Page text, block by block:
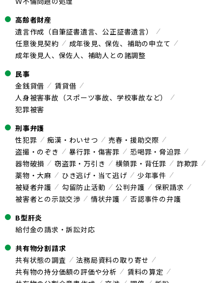
高齢者財産
遺言作成（自筆証書遺言、公正証書遺言）
任意後見契約
成年後見、保佐、補助の申立て
成年後見人、保佐人、補助人との諸調整
民事
金銭貸借
賃貸借
人身被害事故（スポーツ事故、学校事故など）
犯罪被害
刑事弁護
性犯罪
痴漢・わいせつ
売春・援助交際
盗撮・のぞき
暴行罪・傷害罪
恐喝罪・脅迫罪
器物破損
窃盗罪・万引き 横領罪・背任罪
詐欺罪
薬物・大麻
ひき逃げ・当て逃げ
少年事件
被疑者弁護
勾留防止活動 公判弁護
保釈請求
被害者との示談交渉
情状弁護
否認事件の弁護
B型肝炎
給付金の請求・訴訟対応
共有物分割請求
共有状態の調査
法務局資料の取り寄せ
共有物の持分価額の評価や分析
賃料の算定